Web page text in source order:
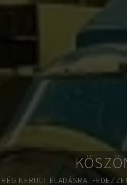
KERÜLT ELADÁSRA.